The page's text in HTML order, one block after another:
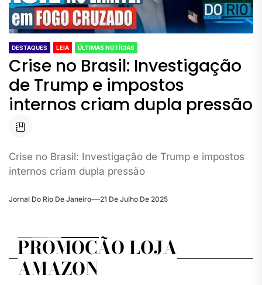
DESTAQUES LEIA ÚLTIMAS NOTÍCIAS
Crise no Brasil: Investigação
de Trump e impostos
internos criam dupla pressão
Crise no Brasil: Investigação de Trump e impostos
internos criam dupla pressão
Jornal Do Rio De Janeiro 21 De Julho De 2025
PROMOÇÃO LOJA
AMAZON